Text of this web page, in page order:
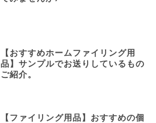
【おすすめホームファイリング用
品】サンプルでお送りしているもの
ご紹介。
【ファイリング用品】おすすめの個